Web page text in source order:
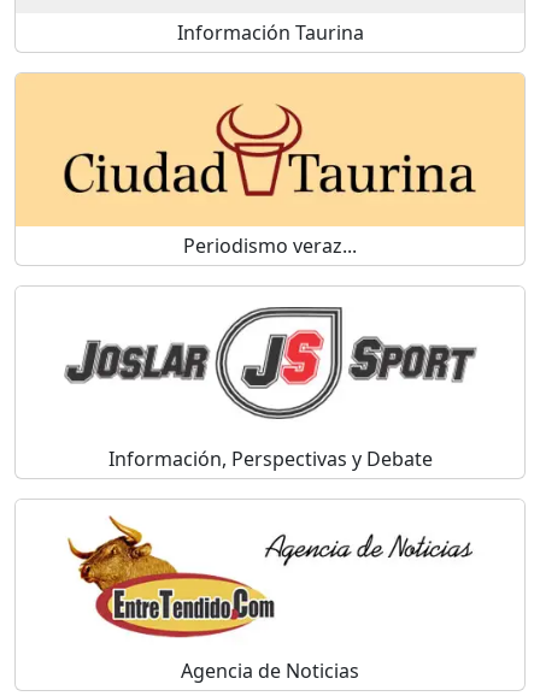
Información Taurina
Periodismo veraz...
Información, Perspectivas y Debate
Agencia de Noticias